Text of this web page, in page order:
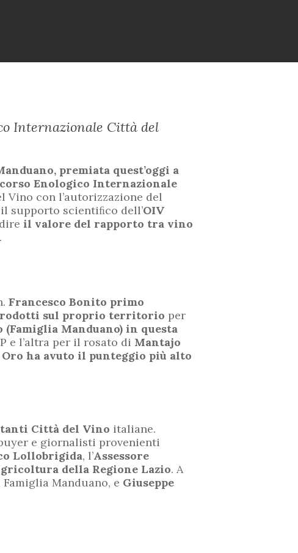
Internazionale Città del
premiata quest’oggi a
Enologico Internazionale
Vino con l’autorizzazione del
supporto scientiﬁco dell’OIV
il valore del rapporto tra vino
.
Francesco Bonito primo
sul proprio territorio per
(Famiglia Manduano) in questa
e l’altra per il rosato di Mantajo
ha avuto il punteggio più alto
Città del Vino italiane.
e giornalisti provenienti
Lollobrigida, l’Assessore
della Regione Lazio. A
Manduano, e Giuseppe